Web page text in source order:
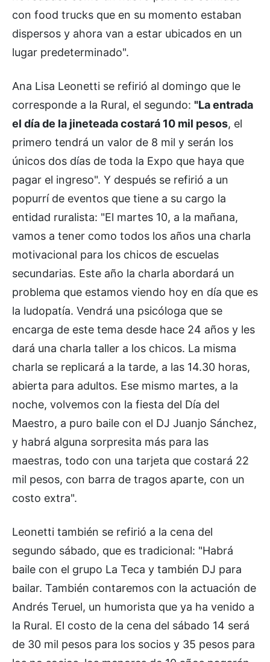
con food trucks que en su momento estaban
dispersos y ahora van a estar ubicados en un
lugar predeterminado".
Ana Lisa Leonetti se refirió al domingo que le
corresponde a la Rural, el segundo: "La entrada
el día de la jineteada costará 10 mil pesos, el
primero tendrá un valor de 8 mil y serán los
únicos dos días de toda la Expo que haya que
pagar el ingreso". Y después se refirió a un
popurrí de eventos que tiene a su cargo la
entidad ruralista: "El martes 10, a la mañana,
vamos a tener como todos los años una charla
motivacional para los chicos de escuelas
secundarias. Este año la charla abordará un
problema que estamos viendo hoy en día que es
la ludopatía. Vendrá una psicóloga que se
encarga de este tema desde hace 24 años y les
dará una charla taller a los chicos. La misma
charla se replicará a la tarde, a las 14.30 horas,
abierta para adultos. Ese mismo martes, a la
noche, volvemos con la fiesta del Día del
Maestro, a puro baile con el DJ Juanjo Sánchez,
y habrá alguna sorpresita más para las
maestras, todo con una tarjeta que costará 22
mil pesos, con barra de tragos aparte, con un
costo extra".
Leonetti también se refirió a la cena del
segundo sábado, que es tradicional: "Habrá
baile con el grupo La Teca y también DJ para
bailar. También contaremos con la actuación de
Andrés Teruel, un humorista que ya ha venido a
la Rural. El costo de la cena del sábado 14 será
de 30 mil pesos para los socios y 35 pesos para